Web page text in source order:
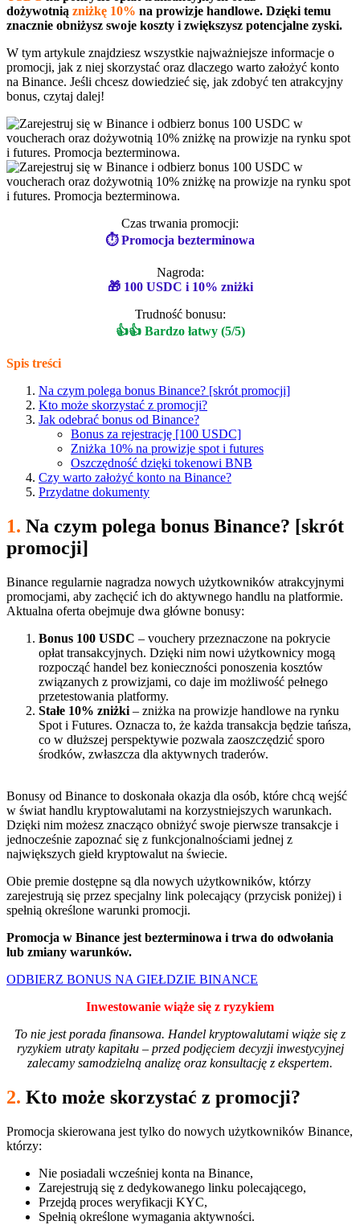
dożywotnią zniżkę 10% na prowizje handlowe. Dzięki temu
znacznie obniżysz swoje koszty i zwiększysz potencjalne zyski.
W tym artykule znajdziesz wszystkie najważniejsze informacje o
promocji, jak z niej skorzystać oraz dlaczego warto założyć konto
na Binance. Jeśli chcesz dowiedzieć się, jak zdobyć ten atrakcyjny
bonus, czytaj dalej!
Czas trwania promocji:
⏱ Promocja bezterminowa
Nagroda:
🎁 100 USDC i 10% zniżki
Trudność bonusu:
👍👍 Bardzo łatwy (5/5)
Spis treści
Na czym polega bonus Binance? [skrót promocji]
Kto może skorzystać z promocji?
Jak odebrać bonus od Binance?
Bonus za rejestrację [100 USDC]
Zniżka 10% na prowizje spot i futures
Oszczędność dzięki tokenowi BNB
Czy warto założyć konto na Binance?
Przydatne dokumenty
1. Na czym polega bonus Binance? [skrót
promocji]
Binance regularnie nagradza nowych użytkowników atrakcyjnymi
promocjami, aby zachęcić ich do aktywnego handlu na platformie.
Aktualna oferta obejmuje dwa główne bonusy:
Bonus 100 USDC – vouchery przeznaczone na pokrycie
opłat transakcyjnych. Dzięki nim nowi użytkownicy mogą
rozpocząć handel bez konieczności ponoszenia kosztów
związanych z prowizjami, co daje im możliwość pełnego
przetestowania platformy.
Stałe 10% zniżki – zniżka na prowizje handlowe na rynku
Spot i Futures. Oznacza to, że każda transakcja będzie tańsza,
co w dłuższej perspektywie pozwala zaoszczędzić sporo
środków, zwłaszcza dla aktywnych traderów.
Bonusy od Binance to doskonała okazja dla osób, które chcą wejść
w świat handlu kryptowalutami na korzystniejszych warunkach.
Dzięki nim możesz znacząco obniżyć swoje pierwsze transakcje i
jednocześnie zapoznać się z funkcjonalnościami jednej z
największych giełd kryptowalut na świecie.
Obie premie dostępne są dla nowych użytkowników, którzy
zarejestrują się przez specjalny link polecający (przycisk poniżej) i
spełnią określone warunki promocji.
Promocja w Binance jest bezterminowa i trwa do odwołania
lub zmiany warunków.
ODBIERZ BONUS NA GIEŁDZIE BINANCE
Inwestowanie wiąże się z ryzykiem
To nie jest porada finansowa. Handel kryptowalutami wiąże się z
ryzykiem utraty kapitału – przed podjęciem decyzji inwestycyjnej
zalecamy samodzielną analizę oraz konsultację z ekspertem.
2. Kto może skorzystać z promocji?
Promocja skierowana jest tylko do nowych użytkowników Binance,
którzy:
Nie posiadali wcześniej konta na Binance,
Zarejestrują się z dedykowanego linku polecającego,
Przejdą proces weryfikacji KYC,
Spełnią określone wymagania aktywności.